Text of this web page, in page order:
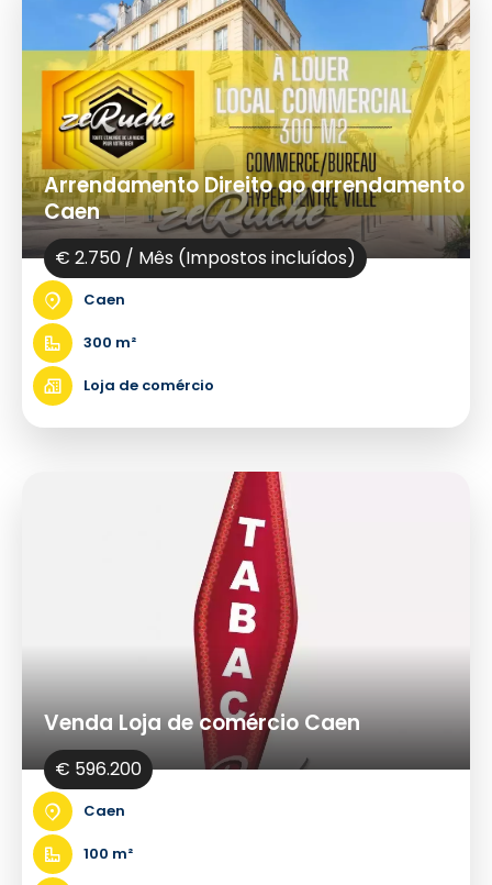
Arrendamento Direito ao arrendamento
Caen
€ 2.750 / Mês (Impostos incluídos)
Caen
300 m²
Loja de comércio
Venda Loja de comércio Caen
€ 596.200
Caen
100 m²